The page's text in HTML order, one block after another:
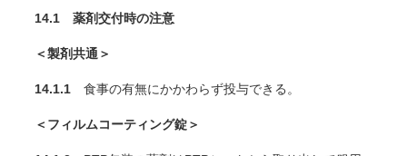
14.1 薬剤交付時の注意
＜製剤共通＞
14.1.1 食事の有無にかかわらず投与できる。
＜フィルムコーティング錠＞